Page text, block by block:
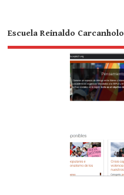
Escuela Reinaldo Carcanholo